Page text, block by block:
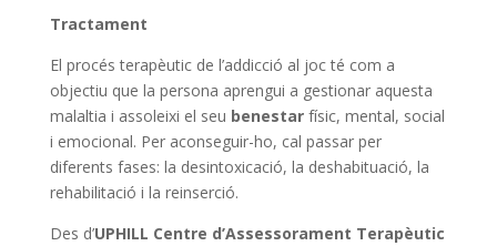
Tractament
El procés terapèutic de l’addicció al joc té com a
objectiu que la persona aprengui a gestionar aquesta
malaltia i assoleixi el seu benestar físic, mental, social
i emocional. Per aconseguir-ho, cal passar per
diferents fases: la desintoxicació, la deshabituació, la
rehabilitació i la reinserció.
Des d’UPHILL Centre d’Assessorament Terapèutic